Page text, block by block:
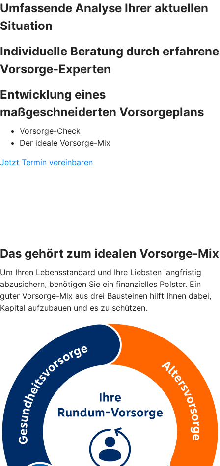
Umfassende Analyse Ihrer aktuellen
Situation
Individuelle Beratung durch erfahrene
Vorsorge-Experten
Entwicklung eines
maßgeschneiderten Vorsorgeplans
Vorsorge-Check
Der ideale Vorsorge-Mix
Jetzt Termin vereinbaren
Das gehört zum idealen Vorsorge-Mix
Um Ihren Lebensstandard und Ihre Liebsten langfristig
abzusichern, benötigen Sie ein finanzielles Polster. Ein
guter Vorsorge-Mix aus drei Bausteinen hilft Ihnen dabei,
Kapital aufzubauen und es zu schützen.